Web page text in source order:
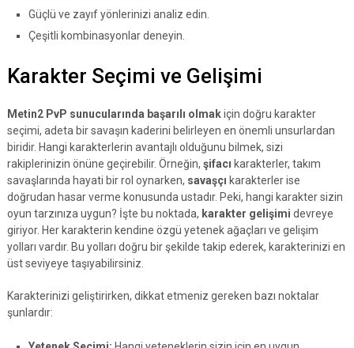
Güçlü ve zayıf yönlerinizi analiz edin.
Çeşitli kombinasyonlar deneyin.
Karakter Seçimi ve Gelişimi
Metin2 PvP sunucularında başarılı olmakiçin doğru karakter
seçimi, adeta bir savaşın kaderini belirleyen en önemli unsurlardan
biridir. Hangi karakterlerin avantajlı olduğunu bilmek, sizi
rakiplerinizin önüne geçirebilir. Örneğin, şifacı karakterler, takım
savaşlarında hayati bir rol oynarken, savaşçı karakterler ise
doğrudan hasar verme konusunda ustadır. Peki, hangi karakter sizin
oyun tarzınıza uygun? İşte bu noktada, karakter gelişimi devreye
giriyor. Her karakterin kendine özgü yetenek ağaçları ve gelişim
yolları vardır. Bu yolları doğru bir şekilde takip ederek, karakterinizi en
üst seviyeye taşıyabilirsiniz.
Karakterinizi geliştirirken, dikkat etmeniz gereken bazı noktalar
şunlardır: